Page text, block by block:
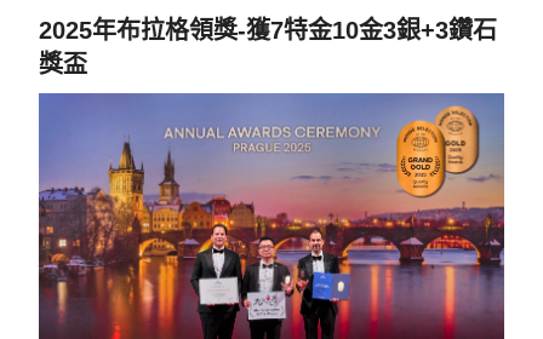
2025年布拉格領獎-獲7特金10金3銀+3鑽石
獎盃